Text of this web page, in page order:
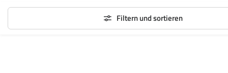
Filtern und sortieren